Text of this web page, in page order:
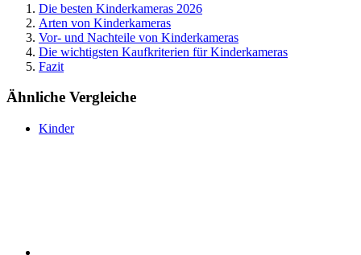
Die besten Kinderkameras 2026
Arten von Kinderkameras
Vor- und Nachteile von Kinderkameras
Die wichtigsten Kaufkriterien für Kinderkameras
Fazit
Ähnliche Vergleiche
Kinder